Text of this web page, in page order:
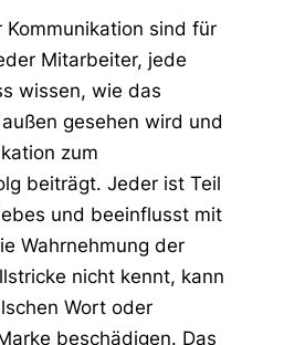
Kommunikation sind für
Mitarbeiter, jede
wissen, wie das
gesehen wird und
zum
beiträgt. Jeder ist Teil
und beeinflusst mit
Wahrnehmung der
nicht kennt, kann
Wort oder
beschädigen. Das